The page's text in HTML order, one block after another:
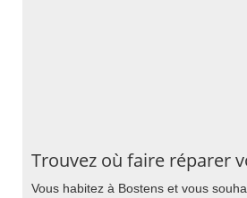
Trouvez où faire réparer
Vous habitez à Bostens et vous